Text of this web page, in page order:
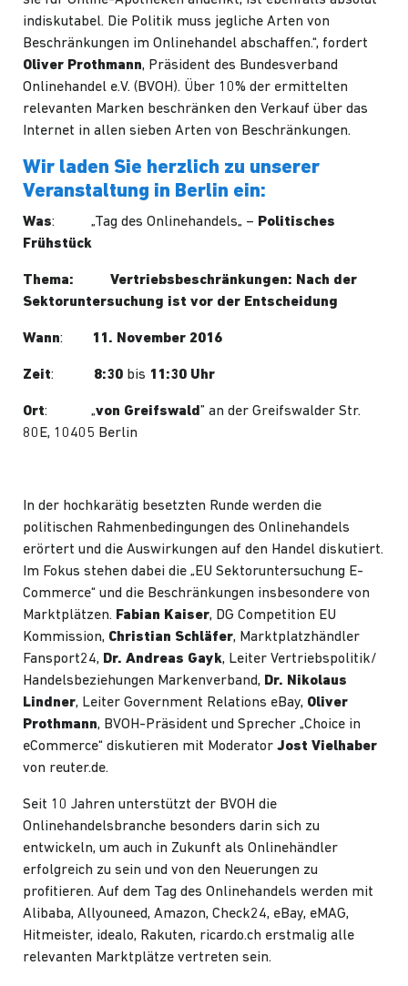
indiskutabel. Die Politik muss jegliche Arten von
Beschränkungen im Onlinehandel abschaffen.“, fordert
Oliver Prothmann, Präsident des Bundesverband
Onlinehandel e.V. (BVOH). Über 10% der ermittelten
relevanten Marken beschränken den Verkauf über das
Internet in allen sieben Arten von Beschränkungen.
Wir laden Sie herzlich zu unserer
Veranstaltung in Berlin ein:
Was: „Tag des Onlinehandels„ – Politisches
Frühstück
Thema: Vertriebsbeschränkungen: Nach der
Sektoruntersuchung ist vor der Entscheidung
Wann: 11. November 2016
Zeit: 8:30 bis 11:30 Uhr
Ort: „von Greifswald” an der Greifswalder Str.
80E, 10405 Berlin
In der hochkarätig besetzten Runde werden die
politischen Rahmenbedingungen des Onlinehandels
erörtert und die Auswirkungen auf den Handel diskutiert.
Im Fokus stehen dabei die „EU Sektoruntersuchung E-
Commerce“ und die Beschränkungen insbesondere von
Marktplätzen. Fabian Kaiser, DG Competition EU
Kommission, Christian Schläfer, Marktplatzhändler
Fansport24, Dr. Andreas Gayk, Leiter Vertriebspolitik/
Handelsbeziehungen Markenverband, Dr. Nikolaus
Lindner, Leiter Government Relations eBay, Oliver
Prothmann, BVOH-Präsident und Sprecher „Choice in
eCommerce“ diskutieren mit Moderator Jost Vielhaber
von reuter.de.
Seit 10 Jahren unterstützt der BVOH die
Onlinehandelsbranche besonders darin sich zu
entwickeln, um auch in Zukunft als Onlinehändler
erfolgreich zu sein und von den Neuerungen zu
profitieren. Auf dem Tag des Onlinehandels werden mit
Alibaba, Allyouneed, Amazon, Check24, eBay, eMAG,
Hitmeister, idealo, Rakuten, ricardo.ch erstmalig alle
relevanten Marktplätze vertreten sein.